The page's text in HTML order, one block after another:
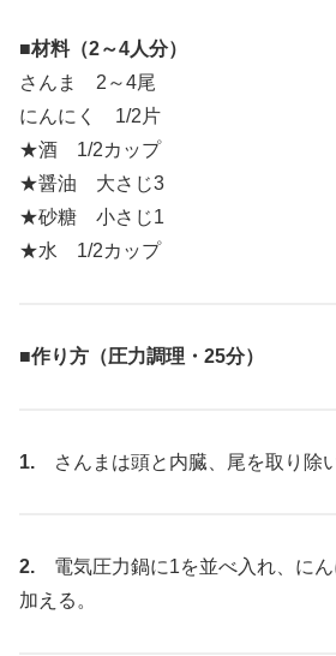
■材料（2～4人分）
さんま 2～4尾
にんにく 1/2片
★酒 1/2カップ
★醤油 大さじ3
★砂糖 小さじ1
★水 1/2カップ
■作り方（圧力調理・25分）
1. さんまは頭と内臓、尾を取り除
2. 電気圧力鍋に1を並べ入れ、にん
加える。